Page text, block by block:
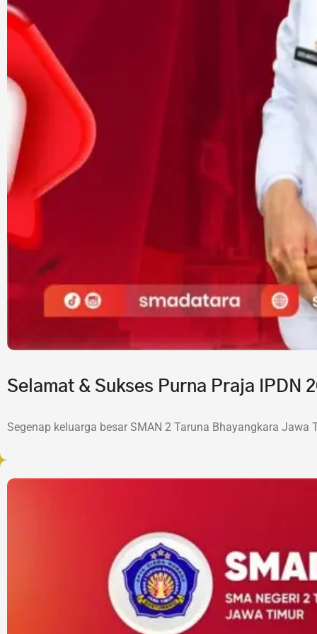
Selamat & Sukses Purna Praja IPDN
Segenap keluarga besar SMAN 2 Taruna Bhayangkara Jawa